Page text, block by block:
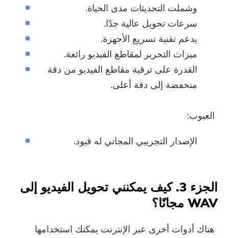
وشملت التحديثات مدى الحياة.
سرعات تحويل عالية جدًا.
يدعم تقنية تسريع الأجهزة.
ميزات التحرير لمقاطع الفيديو رائعة.
القدرة على ترقية مقاطع الفيديو من دقة
منخفضة إلى دقة أعلى.
العيوب:
الإصدار التجريبي المجاني له قيود.
الجزء 3. كيف يمكنني تحويل الفيديو إلى
WAV مجانًا؟
هناك أدوات أخرى عبر الإنترنت يمكنك استخدامها